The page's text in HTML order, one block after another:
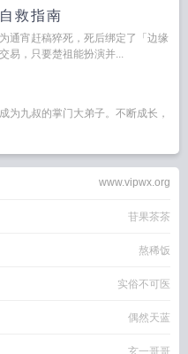
救指南
通宵赶稿猝死，死后绑定了「边缘
易，只要楚祖能扮演并...
为九叔的掌门大弟子。不断成长，
www.vipwx.org
苷果茶茶
熬稀饭
实俗不可医
偶然天蓝
玄一哥哥